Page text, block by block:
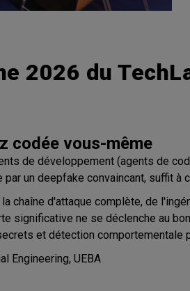
2026 du
codée vous-même
de développement (agents de
un deepfake convaincant, suffit
chaîne d'attaque complète, de
significative ne se déclenche au
et détection comportementale
Engineering, UEBA